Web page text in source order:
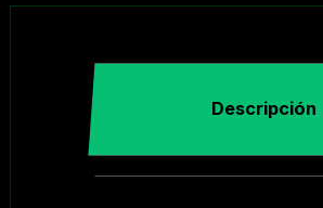
Descripción